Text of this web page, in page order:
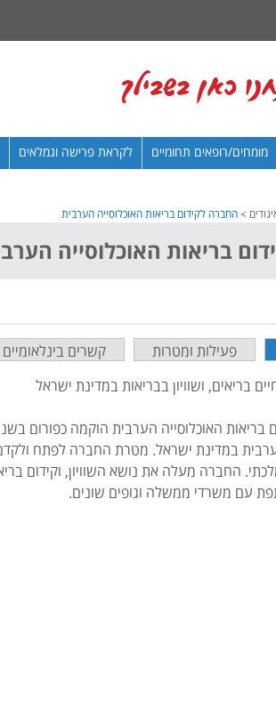
כאן בשבילך
מומחים/רופאים תחומיים לקראת פרישה וגמלאים
>החברה לקידום בריאות האוכלוסייה הערבית
בריאות האוכלוסייה
פעילות ומטרות קשרים בינלאומיים
בריאים, ושוויון בבריאות במדינת ישראל
במדינת ישראל. מטרת החברה לפתח
החברה מעלה את נושא השוויון, וקידום
עם משרדי ממשלה וגופים שונים.